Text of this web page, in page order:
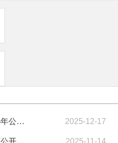
北京市应急管理局关于2025年公开遴选公务员拟遴选人员公示公告 2025-12-17
北京市应急管理局2025年度公开遴选公务员面试公告 2025-11-14